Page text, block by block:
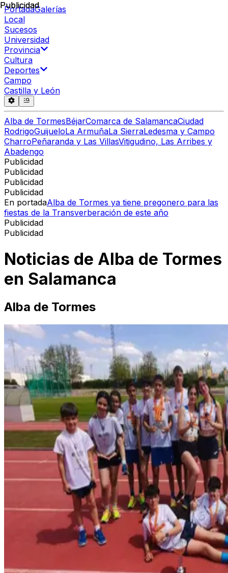
PortadaGalerías
Local
Sucesos
Universidad
Provincia
Cultura
Deportes
Campo
Castilla y León
Alba de TormesBéjarComarca de SalamancaCiudad
RodrigoGuijueloLa ArmuñaLa SierraLedesma y Campo
CharroPeñaranda y Las VillasVitigudino, Las Arribes y
Abadengo
Publicidad
Publicidad
Publicidad
Publicidad
En portadaAlba de Tormes ya tiene pregonero para las
fiestas de la Transverberación de este año
Publicidad
Publicidad
Publicidad
Noticias de Alba de Tormes
en Salamanca
Alba de Tormes
Publicidad